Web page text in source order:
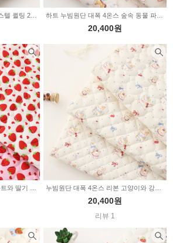
20,400원
하트 누빔원단 대폭 4온스 하트와 딸기 2color Z2168 누빔원단 대폭 4온스 리본 고양이와 강아지 내추럴 3type Z2164
20,400원
리뷰 1